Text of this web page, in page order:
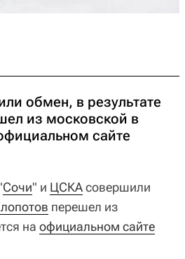
обмен, в результате
из московской в
сайте
Сочи" и ЦСКАсовершили
перешел из
на официальном сайте